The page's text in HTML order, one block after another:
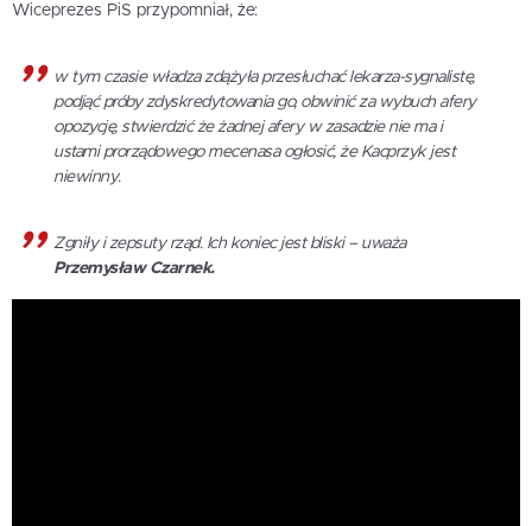
Wiceprezes PiS przypomniał, że:
w tym czasie władza zdążyła przesłuchać lekarza-sygnalistę,
podjąć próby zdyskredytowania go, obwinić za wybuch afery
opozycję, stwierdzić że żadnej afery w zasadzie nie ma i
ustami prorządowego mecenasa ogłosić, że Kacprzyk jest
niewinny.
Zgniły i zepsuty rząd. Ich koniec jest bliski – uważa
Przemysław Czarnek.